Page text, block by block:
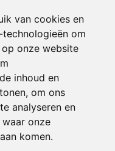
van cookies en
om
onze website
inhoud en
om ons
analyseren en
onze
komen.
boom! Lees meer Over